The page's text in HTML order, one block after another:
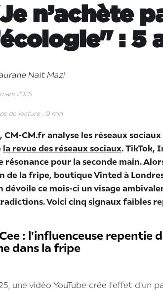
n’achète
: 5
Nait Mazi
2025
de lecture : 9 min
CM-CM.fr analyse les réseaux
la revue des réseaux sociaux. TikTok,
résonance pour la seconde main.
de la fripe, boutique Vinted à
dévoile ce mois-ci un visage
Voici cinq signaux faibles
: l'influenceuse repentie
dans la fripe
une vidéo YouTube crée l'effet d'un